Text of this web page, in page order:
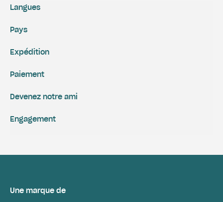
Expédition
Paiement
Engagement
Devenez notre ami
Langues
Pays
Une marque de